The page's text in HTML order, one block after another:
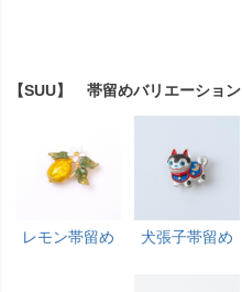
【SUU】 帯留めバリエーション
レモン帯留め 犬張子帯留め